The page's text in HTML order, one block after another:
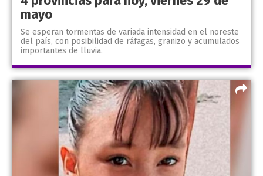
mayo
Se esperan tormentas de variada intensidad en el noreste
del país, con posibilidad de ráfagas, granizo y acumulados
importantes de lluvia.